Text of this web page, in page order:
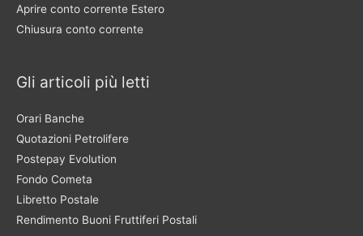
Aprire conto corrente Estero
Chiusura conto corrente
Gli articoli più letti
Orari Banche
Quotazioni Petrolifere
Postepay Evolution
Fondo Cometa
Libretto Postale
Rendimento Buoni Fruttiferi Postali